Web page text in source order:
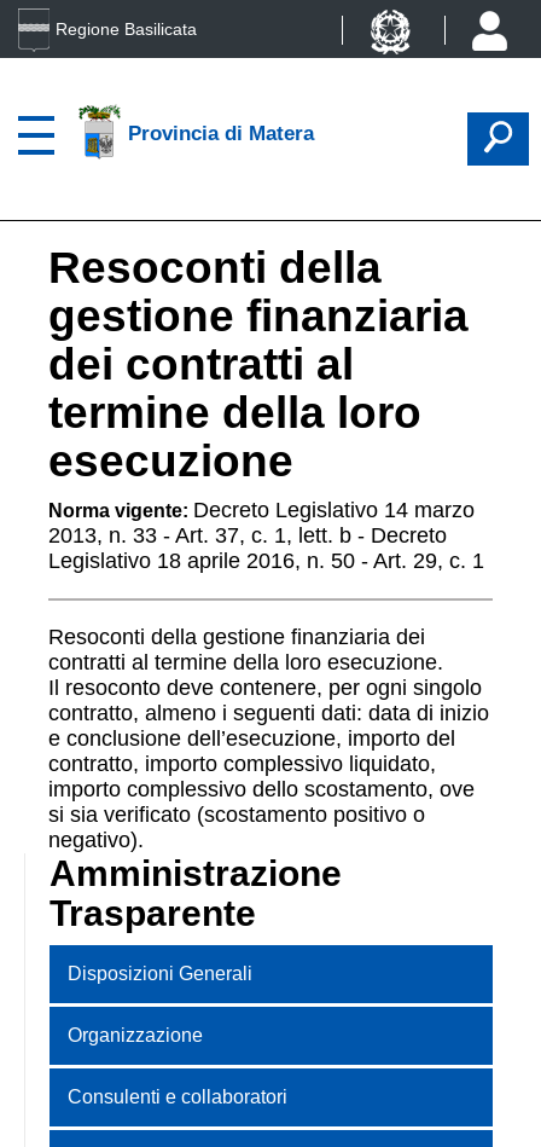
Regione Basilicata
Provincia di Matera
Resoconti della
gestione finanziaria
dei contratti al
termine della loro
esecuzione
Norma vigente: Decreto Legislativo 14 marzo
2013, n. 33 - Art. 37, c. 1, lett. b - Decreto
Legislativo 18 aprile 2016, n. 50 - Art. 29, c. 1
Resoconti della gestione finanziaria dei
contratti al termine della loro esecuzione.
Il resoconto deve contenere, per ogni singolo
contratto, almeno i seguenti dati: data di inizio
e conclusione dell’esecuzione, importo del
contratto, importo complessivo liquidato,
importo complessivo dello scostamento, ove
si sia verificato (scostamento positivo o
negativo).
Amministrazione
Trasparente
Disposizioni Generali
Organizzazione
Consulenti e collaboratori